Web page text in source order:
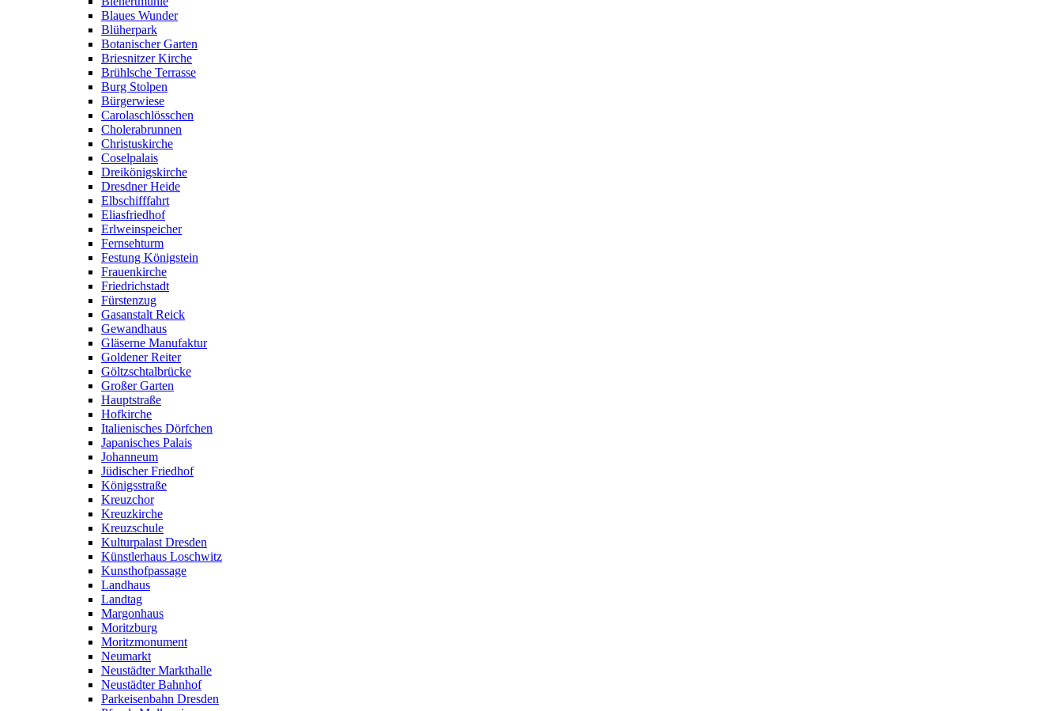
Blaues Wunder
Blüherpark
Botanischer Garten
Briesnitzer Kirche
Brühlsche Terrasse
Burg Stolpen
Bürgerwiese
Carolaschlösschen
Cholerabrunnen
Christuskirche
Coselpalais
Dreikönigskirche
Dresdner Heide
Elbschifffahrt
Eliasfriedhof
Erlweinspeicher
Fernsehturm
Festung Königstein
Frauenkirche
Friedrichstadt
Fürstenzug
Gasanstalt Reick
Gewandhaus
Gläserne Manufaktur
Goldener Reiter
Göltzschtalbrücke
Großer Garten
Hauptstraße
Hofkirche
Italienisches Dörfchen
Japanisches Palais
Johanneum
Jüdischer Friedhof
Königsstraße
Kreuzchor
Kreuzkirche
Kreuzschule
Kulturpalast Dresden
Künstlerhaus Loschwitz
Kunsthofpassage
Landhaus
Landtag
Margonhaus
Moritzburg
Moritzmonument
Neumarkt
Neustädter Markthalle
Neustädter Bahnhof
Parkeisenbahn Dresden